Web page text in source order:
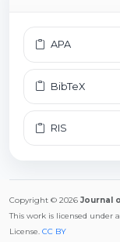
APA
BibTeX
RIS
Copyright © 2026 Journal
This work is licensed under
License. CC BY